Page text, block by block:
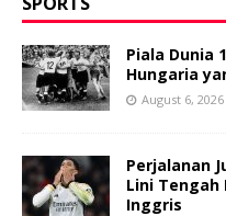
Piala Dunia
Hungaria
August 6, 2026
Perjalanan
Lini Tengah
Inggris